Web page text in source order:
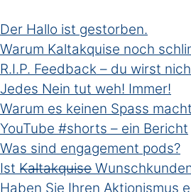
Der Hallo ist gestorben.
Warum Kaltakquise noch
R.I.P. Feedback – du wirst
Jedes Nein tut weh! Immer!
Warum es keinen Spass
YouTube #shorts – ein Bericht
Was sind engagement pods?
Ist K̶a̶l̶t̶a̶k̶q̶u̶i̶s̶e̶
Haben Sie Ihren Aktionismus